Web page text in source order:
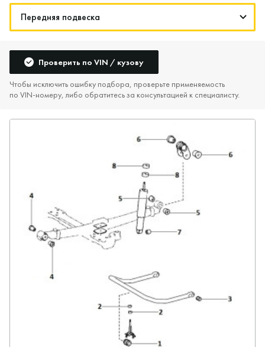
Проверить по VIN / кузову
Чтобы исключить ошибку подбора, проверьте применяемость
по VIN‑номеру, либо обратитесь за консультацией к специалисту.